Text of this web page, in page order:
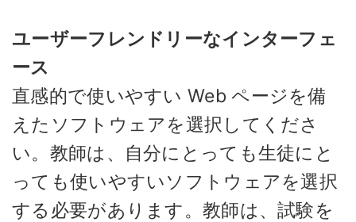
ユーザーフレンドリーなインターフェ
ース
直感的で使いやすい Web ページを備
えたソフトウェアを選択してくださ
い。教師は、自分にとっても生徒にと
っても使いやすいソフトウェアを選択
する必要があります。教師は、試験を